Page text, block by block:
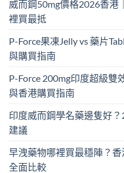
威而鋼50mg價格2026香港
裡買最抵
P-Force果凍Jelly vs 藥片
與購買指南
P-Force 200mg印度超級
與香港購買指南
印度威而鋼學名藥邊隻好
建議
早洩藥物哪裡買最穩陣？
全面比較